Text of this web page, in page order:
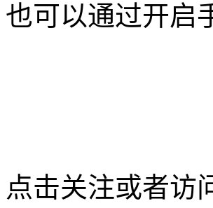
也可以通过开启
点击关注或者访